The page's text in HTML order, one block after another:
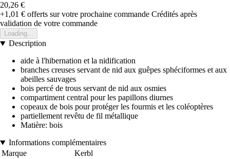
20,26 €
+1,01 € offerts sur votre prochaine commande Crédités après
validation de votre commande
Loading...
Description
aide à l'hibernation et la nidification
branches creuses servant de nid aux guêpes sphéciformes et aux
abeilles sauvages
bois percé de trous servant de nid aux osmies
compartiment central pour les papillons diurnes
copeaux de bois pour protéger les fourmis et les coléoptères
partiellement revêtu de fil métallique
Matière: bois
Informations complémentaires
Marque
Kerbl